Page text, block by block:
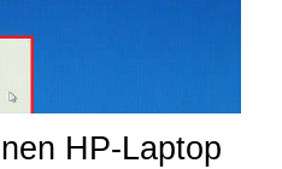
HP-Laptop